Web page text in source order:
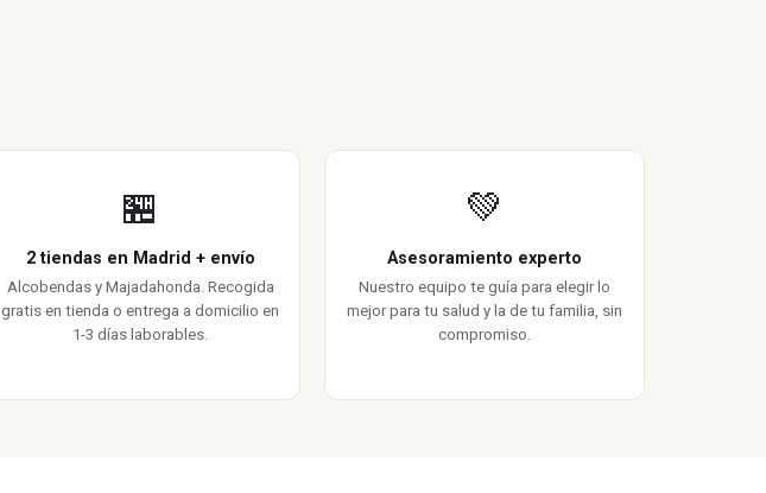
🏪
2 tiendas en Madrid + envío
Alcobendas y Majadahonda. Recogida
gratis en tienda o entrega a domicilio en
1-3 días laborables.
💚
Asesoramiento experto
Nuestro equipo te guía para elegir lo
mejor para tu salud y la de tu familia, sin
compromiso.